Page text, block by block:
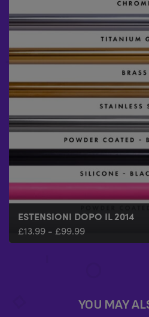
ESTENSIONI DOPO IL 2014
£13.99 - £99.99